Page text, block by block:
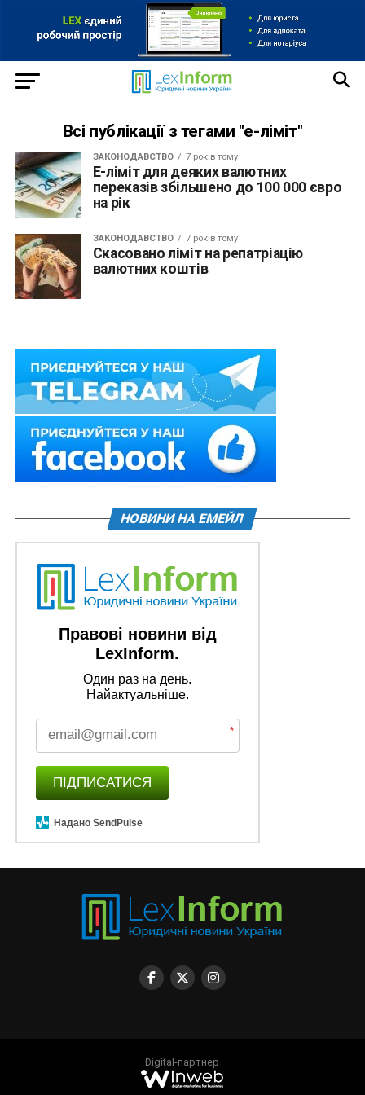
Всі публікації з тегами "е-ліміт"
ЗАКОНОДАВСТВО 7 років тому
Е-ліміт для деяких валютних
переказів збільшено до 100 000 євро
на рік
ЗАКОНОДАВСТВО 7 років тому
Скасовано ліміт на репатріацію
валютних коштів
НОВИНИ НА ЕМЕЙЛ
Правові новини від
LexInform.
Один раз на день.
Найактуальніше.
*
ПІДПИСАТИСЯ
Надано SendPulse
Digital-партнер